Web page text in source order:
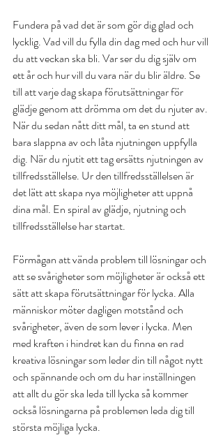
Fundera på vad det är som gör dig glad och
lycklig. Vad vill du fylla din dag med och hur vill
du att veckan ska bli. Var ser du dig själv om
ett år och hur vill du vara när du blir äldre. Se
till att varje dag skapa förutsättningar för
glädje genom att drömma om det du njuter av.
När du sedan nått ditt mål, ta en stund att
bara slappna av och låta njutningen uppfylla
dig. När du njutit ett tag ersätts njutningen av
tillfredsställelse. Ur den tillfredsställelsen är
det lätt att skapa nya möjligheter att uppnå
dina mål. En spiral av glädje, njutning och
tillfredsställelse har startat.
Förmågan att vända problem till lösningar och
att se svårigheter som möjligheter är också ett
sätt att skapa förutsättningar för lycka. Alla
människor möter dagligen motstånd och
svårigheter, även de som lever i lycka. Men
med kraften i hindret kan du finna en rad
kreativa lösningar som leder din till något nytt
och spännande och om du har inställningen
att allt du gör ska leda till lycka så kommer
också lösningarna på problemen leda dig till
största möjliga lycka.